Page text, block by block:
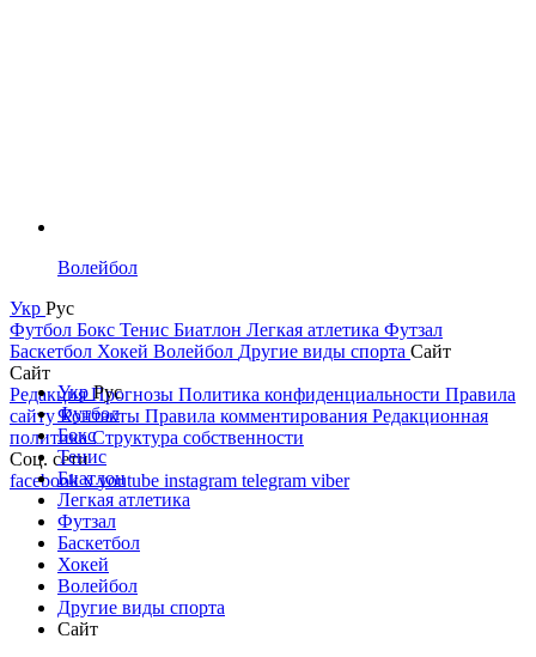
Волейбол
Укр Рус
Футбол Бокс Тенис Биатлон Легкая атлетика Футзал
Баскетбол Хокей Волейбол Другие виды спорта Сайт
Сайт
РедакцияПрогнозы Политика конфиденциальности Правила
сайтуКонтакты Правила комментирования Редакционная
политикаСтруктура собственности
Соц. сети
facebookxyoutube instagram telegram viber
УкрРус
Футбол
Бокс
Тенис
Биатлон
Легкая атлетика
Футзал
Баскетбол
Хокей
Волейбол
Другие виды спорта
Сайт